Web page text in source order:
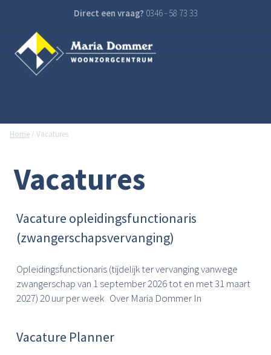
Direct een vraag? 0346 - 58 73 33
Home / Vacatures
Vacatures
Vacature opleidingsfunctionaris
(zwangerschapsvervanging)
Opleidingsfunctionaris (tijdelijk ter vervanging vanwege
zwangerschap van 1 september 2026 tot en met 31 maart
2027) 20 uur per week Over Maria Dommer In
Vacature Planner